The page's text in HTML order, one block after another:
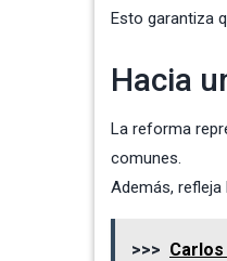
Esto garantiza
Hacia
La reforma
comunes.
Además,
>>>